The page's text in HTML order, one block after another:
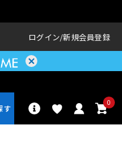
ログイン 新規会員登録
0